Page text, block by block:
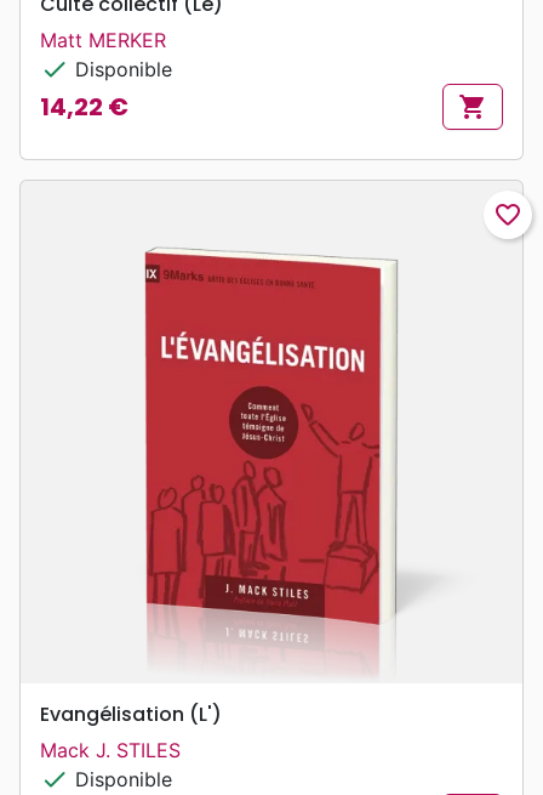
Matt MERKER
check Disponible
Prix
14,22 € shopping_cart
favorite_border
Evangélisation (L')
Mack J. STILES
check Disponible